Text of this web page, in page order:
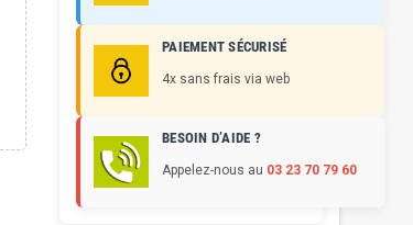
PAIEMENT SÉCURISÉ
4x sans frais via web
BESOIN D’AIDE ?
Appelez-nous au 03 23 70 79 60